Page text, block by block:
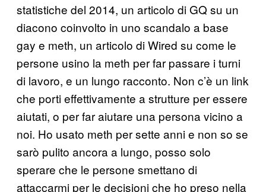
statistiche del 2014, un articolo di GQ su un
diacono coinvolto in uno scandalo a base
gay e meth, un articolo di Wired su come le
persone usino la meth per far passare i turni
di lavoro, e un lungo racconto. Non c’è un link
che porti effettivamente a strutture per essere
aiutati, o per far aiutare una persona vicino a
noi. Ho usato meth per sette anni e non so se
sarò pulito ancora a lungo, posso solo
sperare che le persone smettano di
attaccarmi per le decisioni che ho preso nella